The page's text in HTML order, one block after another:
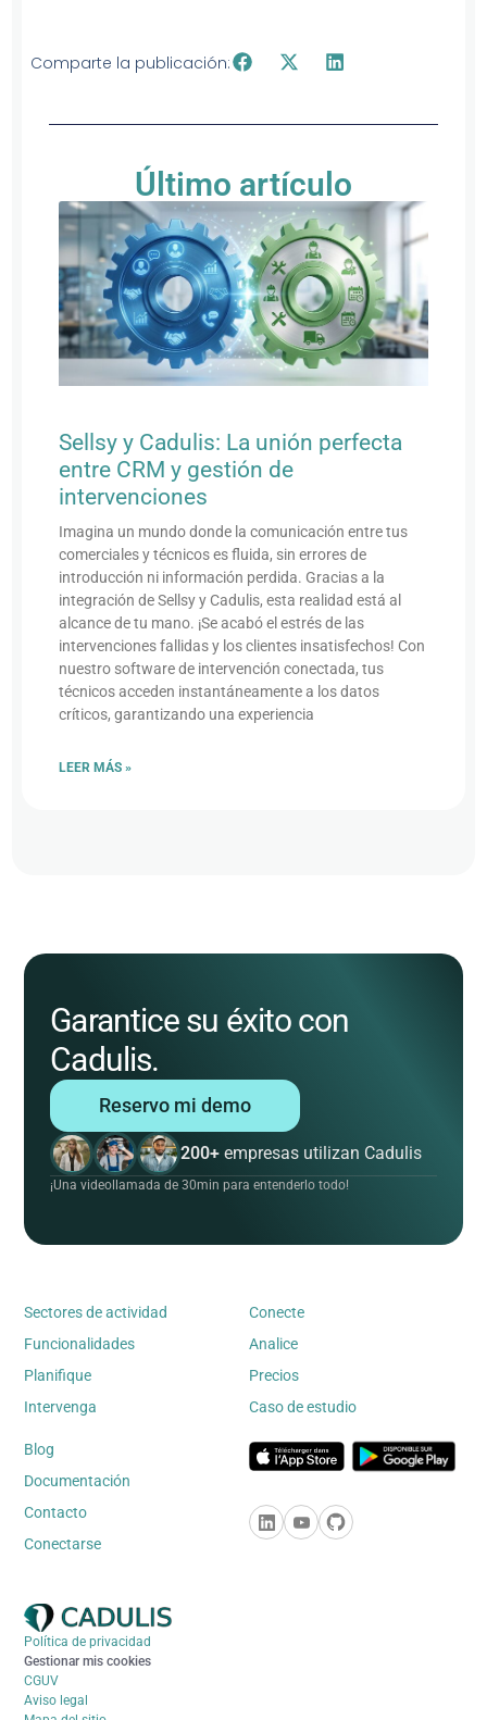
Comparte la publicación:
Último artículo
Sellsy y Cadulis: La unión perfecta
entre CRM y gestión de
intervenciones
Imagina un mundo donde la comunicación entre tus
comerciales y técnicos es fluida, sin errores de
introducción ni información perdida. Gracias a la
integración de Sellsy y Cadulis, esta realidad está al
alcance de tu mano. ¡Se acabó el estrés de las
intervenciones fallidas y los clientes insatisfechos! Con
nuestro software de intervención conectada, tus
técnicos acceden instantáneamente a los datos
críticos, garantizando una experiencia
LEER MÁS »
Garantice su éxito con
Cadulis.
Reservo mi demo
200+ empresas utilizan Cadulis
¡Una videollamada de 30min para entenderlo todo!
Sectores de actividad
Funcionalidades
Planifique
Intervenga
Conecte
Analice
Precios
Caso de estudio
Blog
Documentación
Contacto
Conectarse
Política de privacidad
Gestionar mis cookies
CGUV
Aviso legal